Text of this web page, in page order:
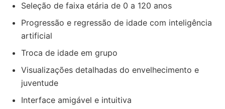
Seleção de faixa etária de 0 a 120 anos
Progressão e regressão de idade com inteligência
artificial
Troca de idade em grupo
Visualizações detalhadas do envelhecimento e
juventude
Interface amigável e intuitiva